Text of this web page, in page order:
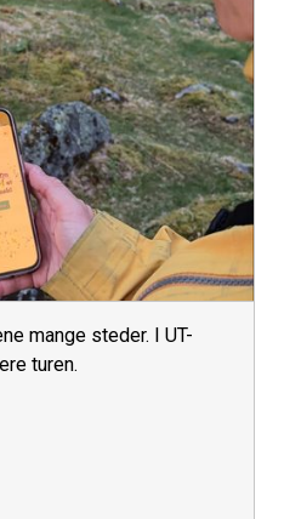
mange steder. I UT-
turen.